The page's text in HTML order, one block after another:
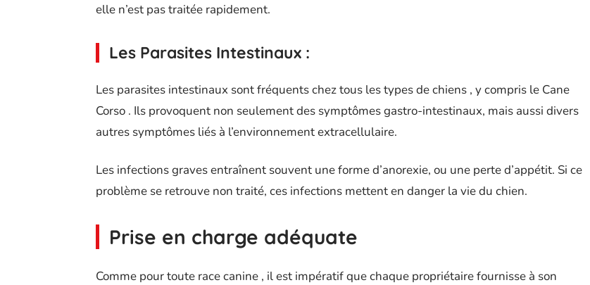
elle n’est pas traitée rapidement.
Les Parasites Intestinaux :
Les parasites intestinaux sont fréquents chez tous les types de chiens , y compris le Cane
Corso . Ils provoquent non seulement des symptômes gastro-intestinaux, mais aussi divers
autres symptômes liés à l’environnement extracellulaire.
Les infections graves entraînent souvent une forme d’anorexie, ou une perte d’appétit. Si ce
problème se retrouve non traité, ces infections mettent en danger la vie du chien.
Prise en charge adéquate
Comme pour toute race canine , il est impératif que chaque propriétaire fournisse à son